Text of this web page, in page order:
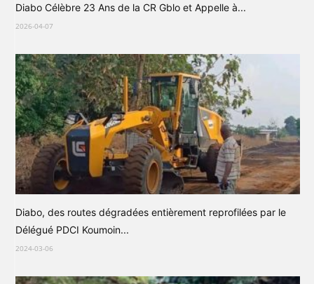
Diabo Célèbre 23 Ans de la CR Gblo et Appelle à...
2026-04-07
Diabo, des routes dégradées entièrement reprofilées par le
Délégué PDCI Koumoin...
2024-03-06